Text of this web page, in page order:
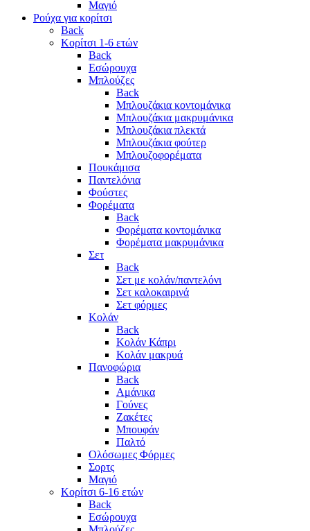
Μαγιό
Ρούχα για κορίτσι
Back
Κορίτσι 1-6 ετών
Back
Εσώρουχα
Μπλούζες
Back
Μπλουζάκια κοντομάνικα
Μπλουζάκια μακρυμάνικα
Μπλουζάκια πλεκτά
Μπλουζάκια φούτερ
Μπλουζοφορέματα
Πουκάμισα
Παντελόνια
Φούστες
Φορέματα
Back
Φορέματα κοντομάνικα
Φορέματα μακρυμάνικα
Σετ
Back
Σετ με κολάν/παντελόνι
Σετ καλοκαιρινά
Σετ φόρμες
Κολάν
Back
Κολάν Κάπρι
Κολάν μακρυά
Πανοφώρια
Back
Αμάνικα
Γούνες
Ζακέτες
Μπουφάν
Παλτό
Ολόσωμες Φόρμες
Σορτς
Μαγιό
Κορίτσι 6-16 ετών
Back
Εσώρουχα